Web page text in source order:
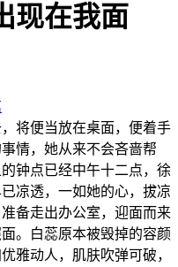
现在我面
将便当放在桌面，便着手
情，她从来不会吝啬帮
钟点已经中午十二点，徐
凉透，一如她的心，拔凉
备走出办公室，迎面而来
。白蕊原本被毁掉的容颜
雅动人，肌肤吹弹可破，